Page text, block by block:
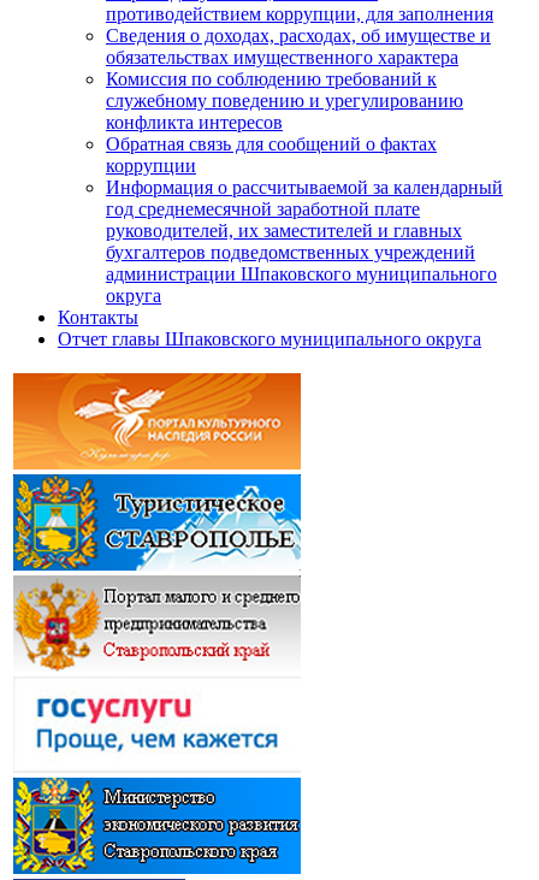
противодействием коррупции, для заполнения
Сведения о доходах, расходах, об имуществе и
обязательствах имущественного характера
Комиссия по соблюдению требований к
служебному поведению и урегулированию
конфликта интересов
Обратная связь для сообщений о фактах
коррупции
Информация о рассчитываемой за календарный
год среднемесячной заработной плате
руководителей, их заместителей и главных
бухгалтеров подведомственных учреждений
администрации Шпаковского муниципального
округа
Контакты
Отчет главы Шпаковского муниципального округа